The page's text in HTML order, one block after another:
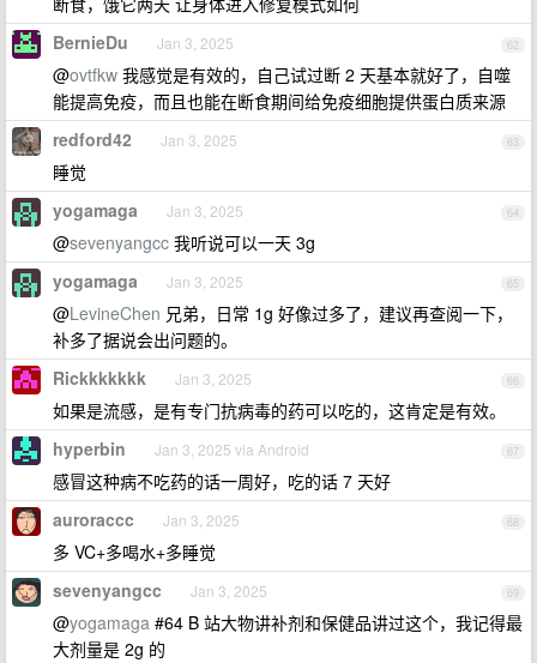
62
BernieDu Jan 3, 2025
@ovtfkw 我感觉是有效的，自己试过断 2 天基本就好了，自噬
能提高免疫，而且也能在断食期间给免疫细胞提供蛋白质来源
63
redford42 Jan 3, 2025
睡觉
64
yogamaga Jan 3, 2025
@sevenyangcc 我听说可以一天 3g
65
yogamaga Jan 3, 2025
@LevineChen 兄弟，日常 1g 好像过多了，建议再查阅一下，
补多了据说会出问题的。
66
Rickkkkkkk Jan 3, 2025
如果是流感，是有专门抗病毒的药可以吃的，这肯定是有效。
67
hyperbin Jan 3, 2025 via Android
感冒这种病不吃药的话一周好，吃的话 7 天好
68
auroraccc Jan 3, 2025
多 VC+多喝水+多睡觉
69
sevenyangcc Jan 3, 2025
@yogamaga #64 B 站大物讲补剂和保健品讲过这个，我记得最
大剂量是 2g 的